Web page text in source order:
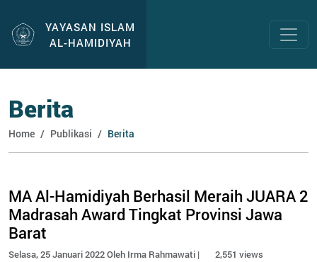
YAYASAN ISLAM
AL-HAMIDIYAH
Berita
Home Publikasi Berita
MA Al-Hamidiyah Berhasil Meraih JUARA 2
Madrasah Award Tingkat Provinsi Jawa
Barat
Selasa, 25 Januari 2022 Oleh Irma Rahmawati | 2,551 views